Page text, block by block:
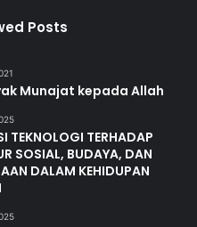
Posts
Munajat kepada Allah
TEKNOLOGI TERHADAP
SOSIAL, BUDAYA, DAN
DALAM KEHIDUPAN